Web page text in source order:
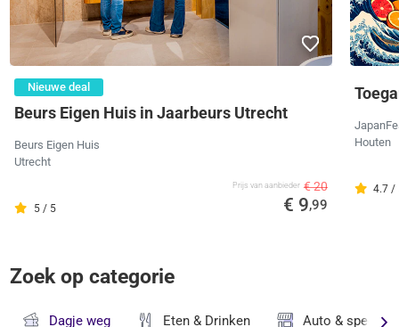
Nieuwe deal
Beurs Eigen Huis in Jaarbeurs Utrecht
Beurs Eigen Huis
Utrecht
5 / 5
Prijs van aanbieder € 20
€ 9,99
Houten
4.7 /
Zoek op categorie
Dagje weg Eten & Drinken Auto &